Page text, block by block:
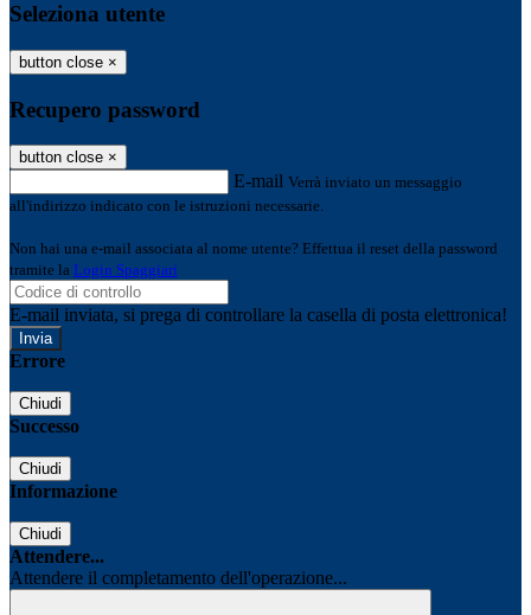
Seleziona utente
button close ×
Recupero password
button close ×
E-mail Verrà inviato un messaggio
all'indirizzo indicato con le istruzioni necessarie.
Non hai una e-mail associata al nome utente? Effettua il reset della password
tramite la Login Spaggiari
E-mail inviata, si prega di controllare la casella di posta elettronica!
Errore
Chiudi
Successo
Chiudi
Informazione
Chiudi
Attendere...
Attendere il completamento dell'operazione...